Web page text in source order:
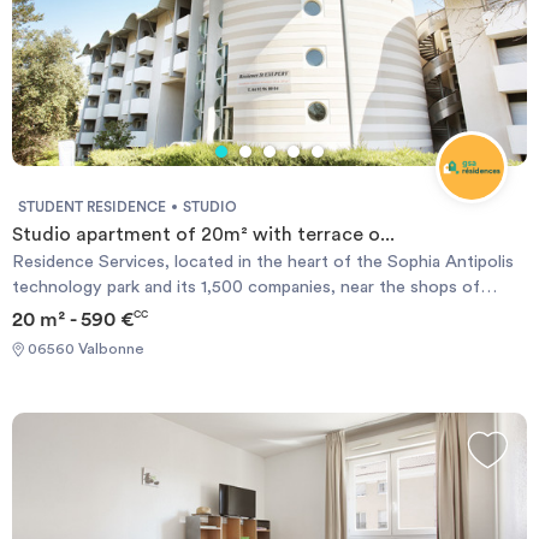
STUDENT RESIDENCE STUDIO
Studio apartment of 20m² with terrace o...
Residence Services, located in the heart of the Sophia Antipolis
technology park and its 1,500 companies, near the shops of
Garbejaire life center and attractions such as the Nautipolis
laboratory analyzes, pharmacy and general practitioners and
schools such as the VIC Idrac, POLYTECH, SKEMA, EURECOM,
IUT, and the new sports center MOURATOGLOU international
Tennisacademy are few minute walk or bus ride from the
20 m² - 590 €CC
06560 Valbonne